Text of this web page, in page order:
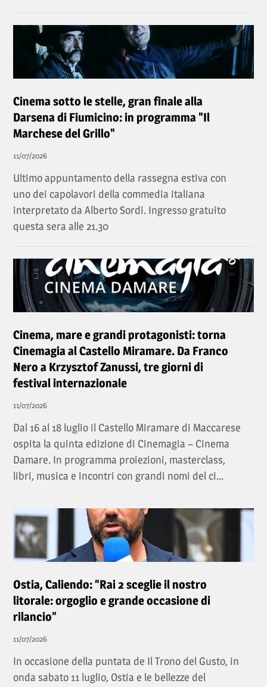
Cinema sotto le stelle, gran finale alla
Darsena di Fiumicino: in programma "Il
Marchese del Grillo"
11/07/2026
Ultimo appuntamento della rassegna estiva con
uno dei capolavori della commedia italiana
interpretato da Alberto Sordi. Ingresso gratuito
questa sera alle 21.30
Cinema, mare e grandi protagonisti: torna
Cinemagia al Castello Miramare. Da Franco
Nero a Krzysztof Zanussi, tre giorni di
festival internazionale
11/07/2026
Dal 16 al 18 luglio il Castello Miramare di Maccarese
ospita la quinta edizione di Cinemagia – Cinema
Damare. In programma proiezioni, masterclass,
libri, musica e incontri con grandi nomi del ci...
Ostia, Caliendo: “Rai 2 sceglie il nostro
litorale: orgoglio e grande occasione di
rilancio”
11/07/2026
In occasione della puntata de Il Trono del Gusto, in
onda sabato 11 luglio, Ostia e le bellezze del